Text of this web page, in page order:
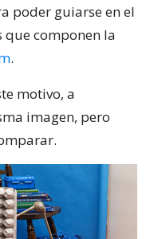
poder guiarse en el
componen la
.
motivo, a
imagen, pero